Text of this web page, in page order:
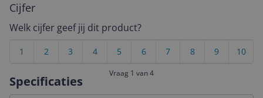
Specificaties
Cijfer
Welk cijfer geef jij dit product?
10
9
8
7
6
5
4
3
2
1
Vraag 1 van 4